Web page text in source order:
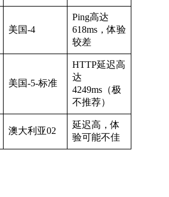
美国-4
Ping高达
618ms，体验
较差
美国-5-标准
HTTP延迟高
达
4249ms（极
不推荐）
澳大利亚02
延迟高，体
验可能不佳